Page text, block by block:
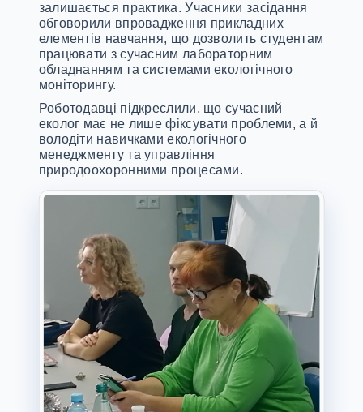
залишається практика. Учасники засідання
обговорили впровадження прикладних
елементів навчання, що дозволить студентам
працювати з сучасним лабораторним
обладнанням та системами екологічного
моніторингу.
Роботодавці підкреслили, що сучасний
еколог має не лише фіксувати проблеми, а й
володіти навичками екологічного
менеджменту та управління
природоохоронними процесами.